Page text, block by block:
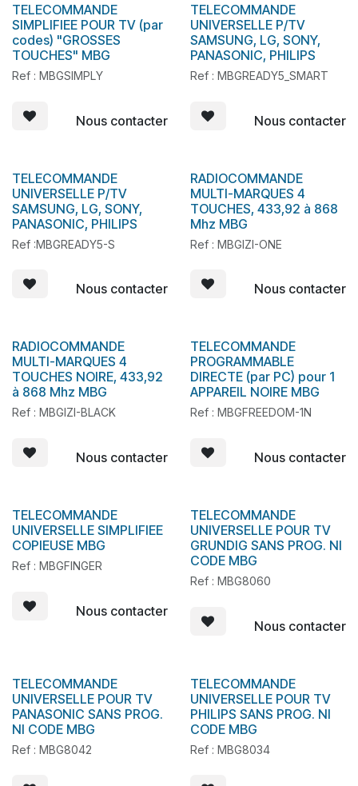
TELECOMMANDE
SIMPLIFIEE POUR TV (par
codes) "GROSSES
TOUCHES" MBG
Ref : MBGSIMPLY
Nous contacter
En stock
TELECOMMANDE
UNIVERSELLE P/TV
SAMSUNG, LG, SONY,
PANASONIC, PHILIPS
Ref : MBGREADY5_SMART
Nous contacter
En stock
TELECOMMANDE
UNIVERSELLE P/TV
SAMSUNG, LG, SONY,
PANASONIC, PHILIPS
Ref :MBGREADY5-S
Nous contacter
En stock
RADIOCOMMANDE
MULTI-MARQUES 4
TOUCHES, 433,92 à 868
Mhz MBG
Ref : MBGIZI-ONE
Nous contacter
RADIOCOMMANDE
MULTI-MARQUES 4
TOUCHES NOIRE, 433,92
à 868 Mhz MBG
Ref : MBGIZI-BLACK
Nous contacter
En stock
TELECOMMANDE
PROGRAMMABLE
DIRECTE (par PC) pour 1
APPAREIL NOIRE MBG
Ref : MBGFREEDOM-1N
Nous contacter
En stock
TELECOMMANDE
UNIVERSELLE SIMPLIFIEE
COPIEUSE MBG
Ref : MBGFINGER
Nous contacter
En stock
TELECOMMANDE
UNIVERSELLE POUR TV
GRUNDIG SANS PROG. NI
CODE MBG
Ref : MBG8060
Nous contacter
En stock
TELECOMMANDE
UNIVERSELLE POUR TV
PANASONIC SANS PROG.
NI CODE MBG
Ref : MBG8042
En stock
TELECOMMANDE
UNIVERSELLE POUR TV
PHILIPS SANS PROG. NI
CODE MBG
Ref : MBG8034